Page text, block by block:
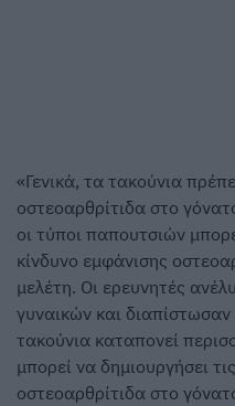
«Γενικά, τα τακούνια
οστεοαρθρίτιδα στο
οι τύποι παπουτσιών
κίνδυνο εμφάνισης
μελέτη. Οι ερευνητές
γυναικών και
τακούνια καταπονεί
μπορεί να δημιουργήσει
οστεοαρθρίτιδα στο